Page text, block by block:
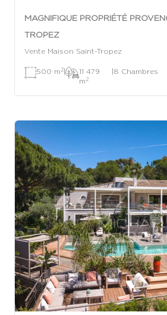
MAGNIFIQUE PROPRIÉTÉ
TROPEZ
Vente Maison Saint-Tropez
500 m 2|
11 479
m 2
|8 Chambres